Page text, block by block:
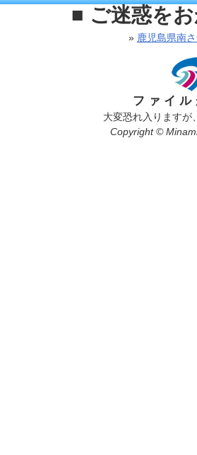
■ ご迷惑を
» 鹿児島県南
ファイ
大変恐れ入りますが
Copyright ©